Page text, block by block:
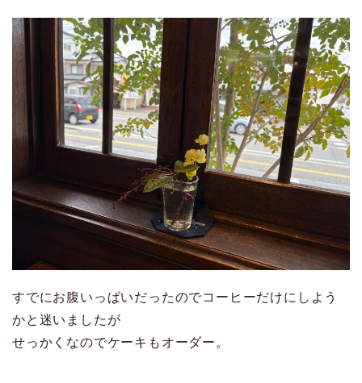
すでにお腹いっぱいだったのでコーヒーだけにしよう
かと迷いましたが
せっかくなのでケーキもオーダー。